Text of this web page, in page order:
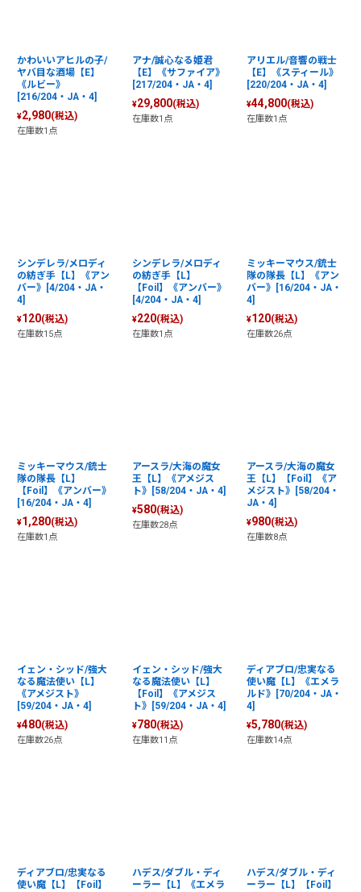
かわいいアヒルの子/
ヤバ目な酒場【E】
《ルビー》
[216/204・JA・4]
¥2,980(税込)
在庫数1点
アナ/誠心なる姫君
【E】《サファイア》
[217/204・JA・4]
¥29,800(税込)
在庫数1点
アリエル/音響の戦士
【E】《スティール》
[220/204・JA・4]
¥44,800(税込)
在庫数1点
シンデレラ/メロディ
の紡ぎ手【L】《アン
バー》[4/204・JA・
4]
¥120(税込)
在庫数15点
シンデレラ/メロディ
の紡ぎ手【L】
【Foil】《アンバー》
[4/204・JA・4]
¥220(税込)
在庫数1点
ミッキーマウス/銃士
隊の隊長【L】《アン
バー》[16/204・JA・
4]
¥120(税込)
在庫数26点
ミッキーマウス/銃士
隊の隊長【L】
【Foil】《アンバー》
[16/204・JA・4]
¥1,280(税込)
在庫数1点
アースラ/大海の魔女
王【L】《アメジス
ト》[58/204・JA・4]
¥580(税込)
在庫数28点
アースラ/大海の魔女
王【L】【Foil】《ア
メジスト》[58/204・
JA・4]
¥980(税込)
在庫数8点
イェン・シッド/強大
なる魔法使い【L】
《アメジスト》
[59/204・JA・4]
¥480(税込)
在庫数26点
イェン・シッド/強大
なる魔法使い【L】
【Foil】《アメジス
ト》[59/204・JA・4]
¥780(税込)
在庫数11点
ディアブロ/忠実なる
使い魔【L】《エメラ
ルド》[70/204・JA・
4]
¥5,780(税込)
在庫数14点
ディアブロ/忠実なる
使い魔【L】【Foil】
ハデス/ダブル・ディ
ーラー【L】《エメラ
ハデス/ダブル・ディ
ーラー【L】【Foil】